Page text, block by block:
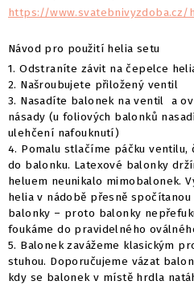
https://
Návod pro použití helia setu
1. Odstraníte závit na čepelce
2. Našroubujete přiložený ventil
3. Nasadíte balonek na ventil a
násady (u foliových balonků
ulehčení nafouknutí)
4. Pomalu stlačíme páčku
do balonku. Latexové balonky
heluem neunikalo mimobalonek.
helia v nádobě přesně
balonky – proto balonky
foukáme do pravidelného
5. Balonek zavážeme klasickým
stuhou. Doporučujeme vázat
kdy se balonek v místě hrdla